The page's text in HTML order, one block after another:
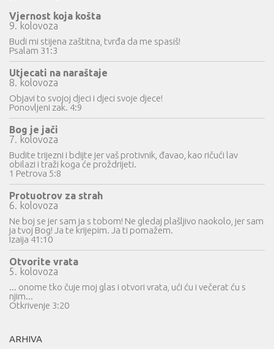
Vjernost koja košta
9. kolovoza
Budi mi stijena zaštitna, tvrđa da me spasiš!
Psalam 31:3
Utjecati na naraštaje
8. kolovoza
Objavi to svojoj djeci i djeci svoje djece!
Ponovljeni zak. 4:9
Bog je jači
7. kolovoza
Budite trijezni i bdijte jer vaš protivnik, đavao, kao ričući lav
obilazi i traži koga će proždrijeti.
1 Petrova 5:8
Protuotrov za strah
6. kolovoza
Ne boj se jer sam ja s tobom! Ne gledaj plašljivo naokolo, jer sam
ja tvoj Bog! Ja te krijepim. Ja ti pomažem.
Izaija 41:10
Otvorite vrata
5. kolovoza
... onome tko čuje moj glas i otvori vrata, ući ću i večerat ću s
njim...
Otkrivenje 3:20
ARHIVA